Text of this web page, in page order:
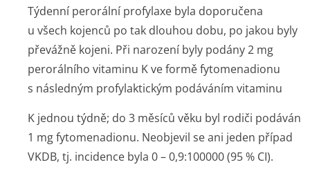
Týdenní perorální profylaxe byla doporučena
u všech kojenců po tak dlouhou dobu, po jakou byly
převážně kojeni. Při narození byly podány 2 mg
perorálního vitaminu K ve formě fytomenadionu
s následným profylaktickým podáváním vitaminu
K jednou týdně; do 3 měsíců věku byl rodiči podáván
1 mg fytomenadionu. Neobjevil se ani jeden případ
VKDB, tj. incidence byla 0 – 0,9:100000 (95 % CI).